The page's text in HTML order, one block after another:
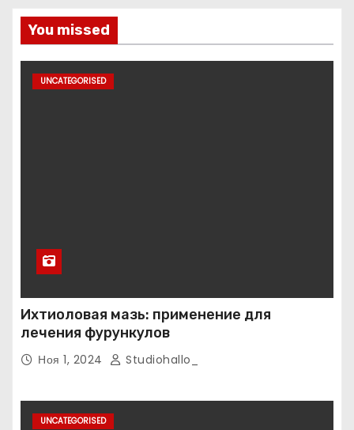
You missed
UNCATEGORISED
Ихтиоловая мазь: применение для
лечения фурункулов
Ноя 1, 2024 Studiohallo_
UNCATEGORISED